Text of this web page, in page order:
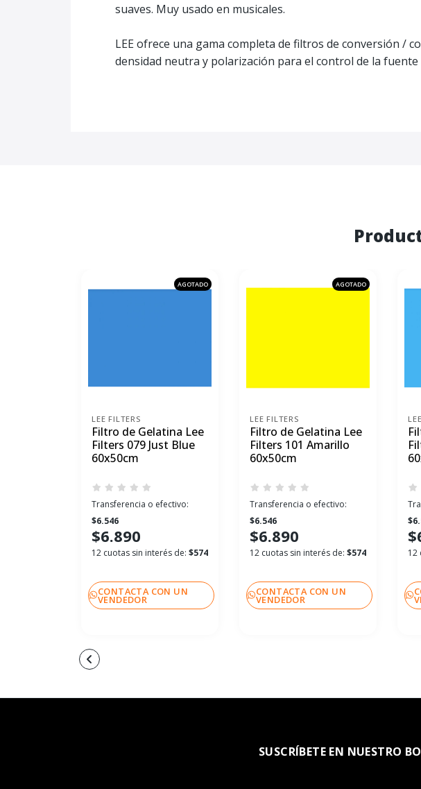
suaves. Muy usado en musicales.
LEE ofrece una gama completa de filtros de conversión /
densidad neutra y polarización para el control de la fuente
AGOTADO
LEE FILTERS
Filtro de Gelatina Lee
Filters 079 Just Blue
60x50cm
Transferencia o efectivo:
$6.546
$6.890
12 cuotas sin interés de: $574
CONTACTA CON UN
VENDEDOR
AGOTADO
LEE FILTERS
Filtro de Gelatina Lee
Filters 101 Amarillo
60x50cm
Transferencia o efectivo:
$6.546
$6.890
12 cuotas sin interés de: $574
CONTACTA CON UN
VENDEDOR
12
SUSCRÍBETE EN NUESTRO